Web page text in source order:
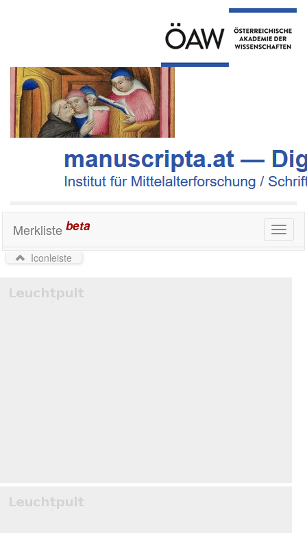
Toggle
Merkliste beta
Iconleiste